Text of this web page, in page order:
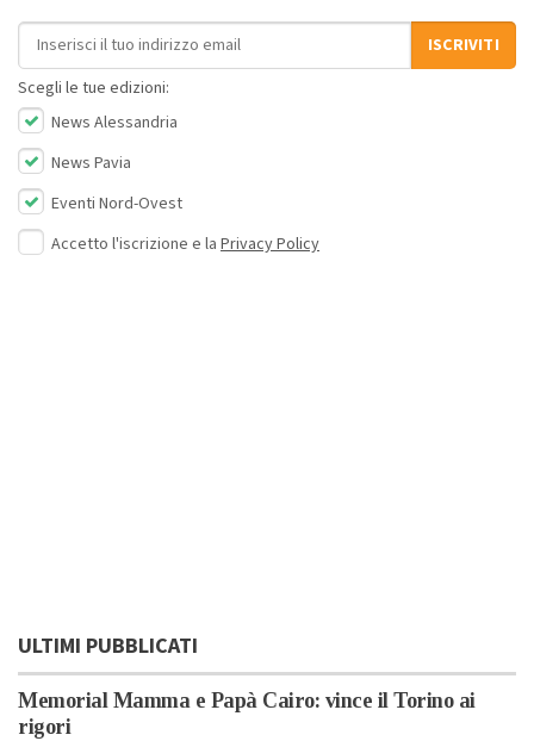
Indirizzo email
ISCRIVITI
Scegli le tue edizioni:
News Alessandria
News Pavia
Eventi Nord-Ovest
Accetto l'iscrizione e la Privacy Policy
ULTIMI PUBBLICATI
Memorial Mamma e Papà Cairo: vince il Torino ai
rigori